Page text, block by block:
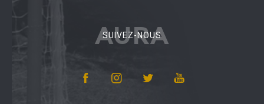
AURA
SUIVEZ-NOUS